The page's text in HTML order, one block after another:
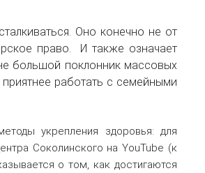
Оно конечно не от
право. И также означает
большой поклонник массовых
работать с семейными
укрепления здоровья: для
Соколинского на YouTube (к
о том, как достигаются